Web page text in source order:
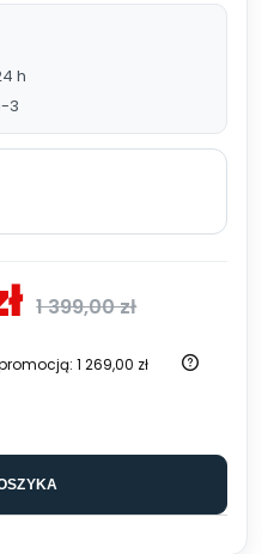
h
3
1 399,00 zł
1 269,00 zł